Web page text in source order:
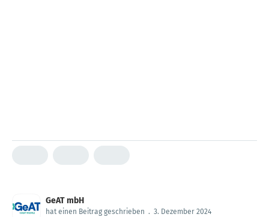
GeAT mbH
hat einen Beitrag geschrieben . 3. Dezember 2024